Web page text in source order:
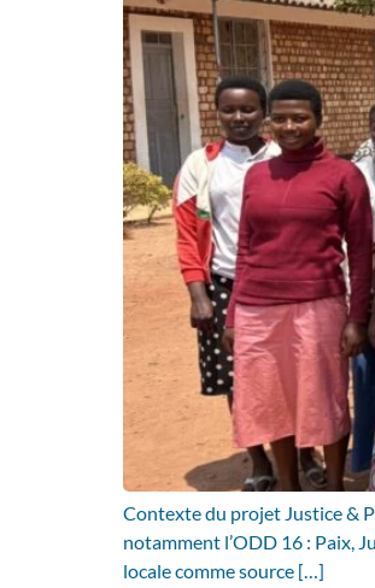
Contexte du projet Justice &
notamment l’ODD 16 : Paix,
locale comme source […]